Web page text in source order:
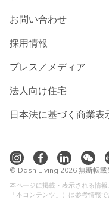
お問い合わせ
採用情報
プレス／メディア
法人向け住宅
日本法に基づく商業表
© Dash Living 2026 無断転載
本ページに掲載・表示される情
「本コンテンツ」）は参考情報